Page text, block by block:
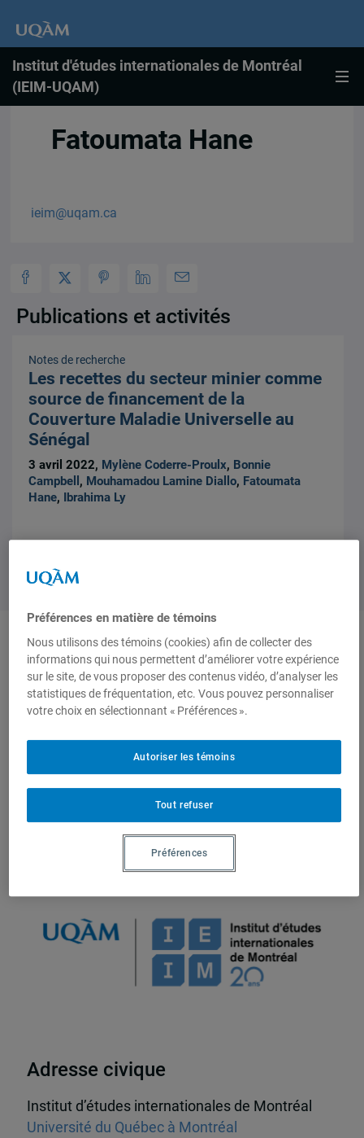
Institut d'études internationales de Montréal
(IEIM-UQAM)
Fatoumata Hane
ieim@uqam.ca
Publications et activités
Notes de recherche
Les recettes du secteur minier comme
source de financement de la
Couverture Maladie Universelle au
Sénégal
3 avril 2022, Mylène Coderre-Proulx, Bonnie
Campbell , Mouhamadou Lamine Diallo, Fatoumata
Hane, Ibrahima Ly
1 résultat
Partenaires
Institut d’études
internationales de Montréal
(IEIM)
Adresse civique
Institut d’études internationales de Montréal
Université du Québec à Montréal
Préférences en matière de témoins
Nous utilisons des témoins (cookies) afin de collecter des
informations qui nous permettent d’améliorer votre expérience
sur le site, de vous proposer des contenus vidéo, d’analyser les
statistiques de fréquentation, etc. Vous pouvez personnaliser
votre choix en sélectionnant « Préférences ».
Tout refuser
Autoriser les témoins
Préférences